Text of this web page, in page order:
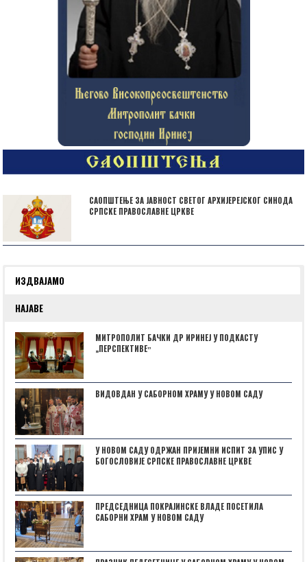
САОПШТЕЊЕ ЗА ЈАВНОСТ СВЕТОГ АРХИЈЕРЕЈСКОГ СИНОДА
СРПСКЕ ПРАВОСЛАВНЕ ЦРКВЕ
ИЗДВАЈАМО
НАЈАВЕ
МИТРОПОЛИТ БАЧКИ ДР ИРИНЕЈ У ПОДКАСТУ
„ПЕРСПЕКТИВЕˮ
ВИДОВДАН У САБОРНОМ ХРАМУ У НОВОМ САДУ
У НОВОМ САДУ ОДРЖАН ПРИЈЕМНИ ИСПИТ ЗА УПИС У
БОГОСЛОВИЈЕ СРПСКЕ ПРАВОСЛАВНЕ ЦРКВЕ
ПРЕДСЕДНИЦА ПОКРАЈИНСКЕ ВЛАДЕ ПОСЕТИЛА
САБОРНИ ХРАМ У НОВОМ САДУ